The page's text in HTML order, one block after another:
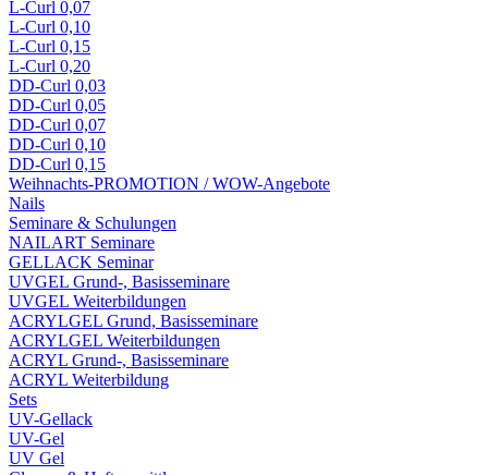
L-Curl 0,07
L-Curl 0,10
L-Curl 0,15
L-Curl 0,20
DD-Curl 0,03
DD-Curl 0,05
DD-Curl 0,07
DD-Curl 0,10
DD-Curl 0,15
Weihnachts-PROMOTION / WOW-Angebote
Nails
Seminare & Schulungen
NAILART Seminare
GELLACK Seminar
UVGEL Grund-, Basisseminare
UVGEL Weiterbildungen
ACRYLGEL Grund, Basisseminare
ACRYLGEL Weiterbildungen
ACRYL Grund-, Basisseminare
ACRYL Weiterbildung
Sets
UV-Gellack
UV-Gel
UV Gel